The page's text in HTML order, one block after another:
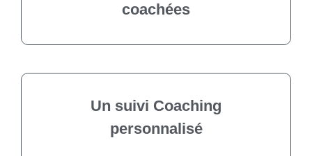
coachées
Un suivi Coaching
personnalisé